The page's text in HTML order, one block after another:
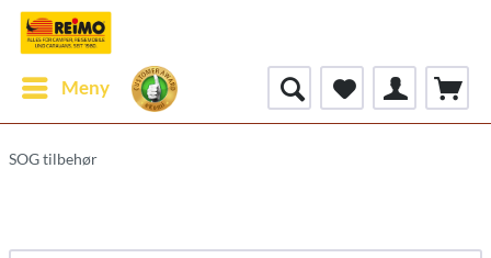
Meny
SOG tilbehør